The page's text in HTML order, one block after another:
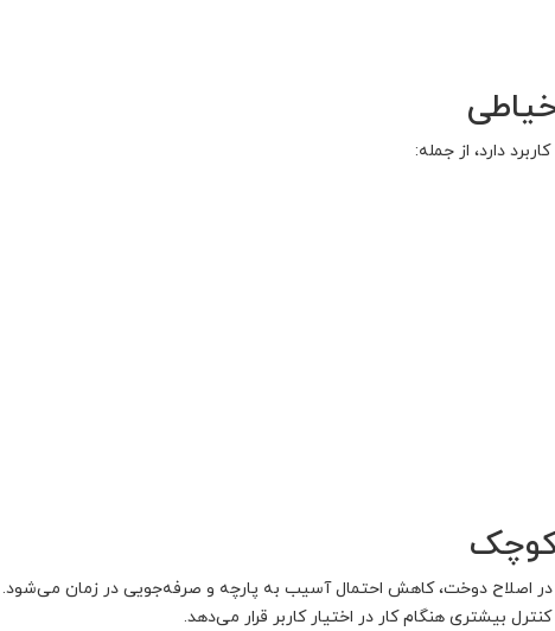
دارد، از جمله:
کوچک
اصلاح دوخت، کاهش احتمال آسیب به پارچه و صرفه‌جویی در زمان می‌شود.
بیشتری هنگام کار در اختیار کاربر قرار می‌دهد.